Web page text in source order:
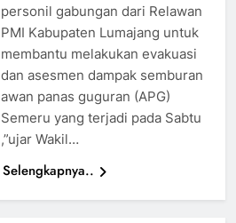
personil gabungan dari Relawan
PMI Kabupaten Lumajang untuk
membantu melakukan evakuasi
dan asesmen dampak semburan
awan panas guguran (APG)
Semeru yang terjadi pada Sabtu
,”ujar Wakil…
Selengkapnya..